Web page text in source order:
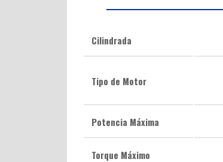
Cilindrada
Tipo de Motor
Potencia Máxima
Torque Máximo